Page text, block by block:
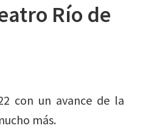
Río de
con un avance de la
más.